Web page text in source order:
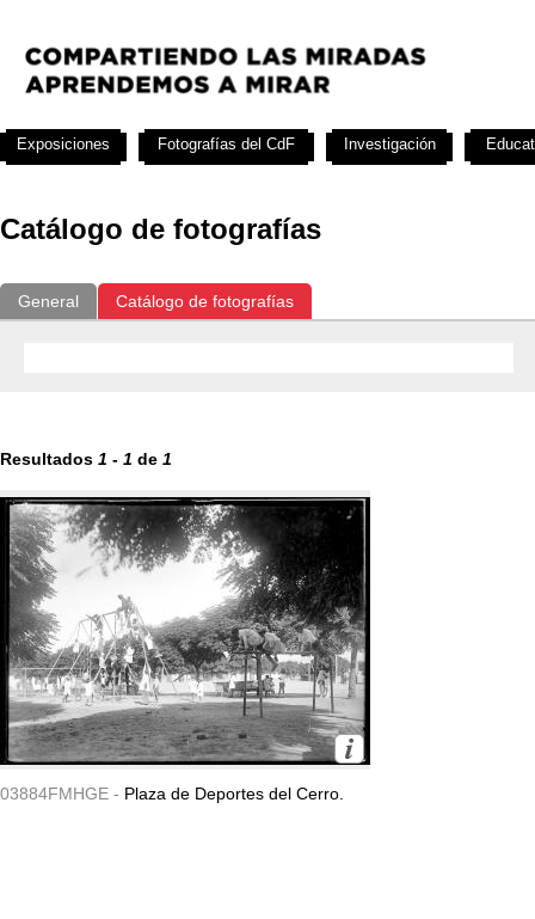
Catálogo de fotografías
General Catálogo de fotografías
Resultados 1 - 1 de 1
03884FMHGE - Plaza de Deportes del Cerro.
Exposiciones Fotografías del CdF Investigación